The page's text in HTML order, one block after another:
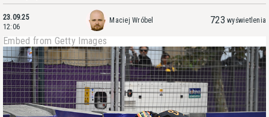
23.09.25
12:06
Maciej Wróbel 723 wyświetlenia
Embed from Getty Images